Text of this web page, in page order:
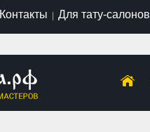
Контакты Для тату-салонов